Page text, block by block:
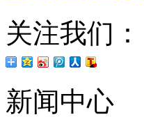
关注我们：
新闻中心